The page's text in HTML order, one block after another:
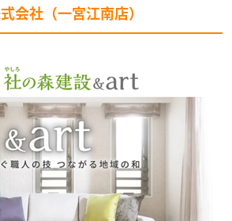
会社（一宮江南店）